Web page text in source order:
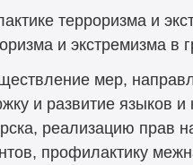
терроризма и
и экстремизма в
мер,
и развитие языков
реализацию прав
профилактику